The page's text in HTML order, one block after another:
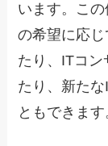
います。こ
の希望に応
たり、ITコン
たり、新た
ともできます